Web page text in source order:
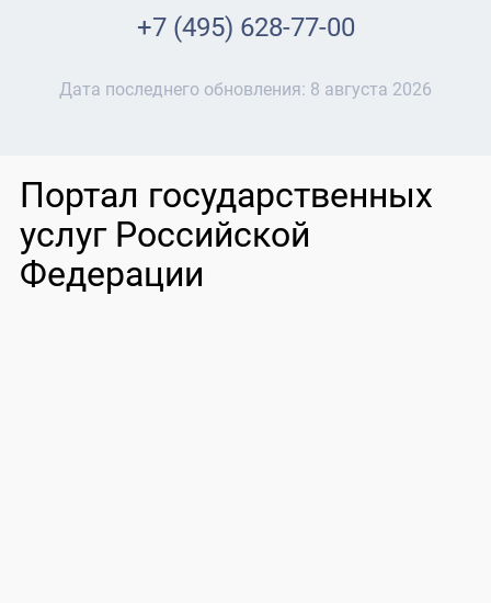
+7 (495) 628-77-00
Дата последнего обновления: 8 августа 2026
Портал государственных
услуг Российской
Федерации